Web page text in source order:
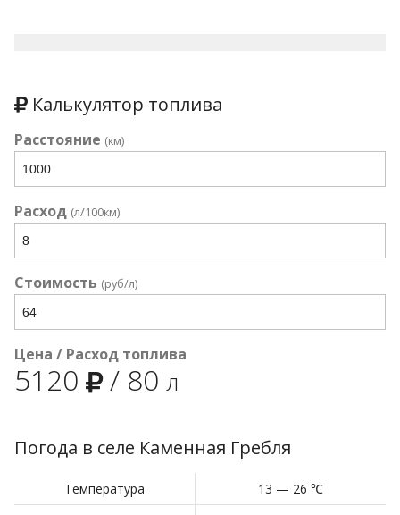
Калькулятор топлива
Расстояние (км)
Расход (л/100км)
Стоимость (руб/л)
Цена / Расход топлива
5120 / 80 л
Погода в селе Каменная Гребля
Температура
13 — 26 ℃